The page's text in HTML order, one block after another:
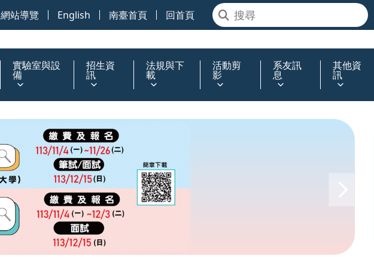
網站導覽 English 南臺首頁 回首頁
實驗室與設
備
招生資
訊
法規與下
載
活動剪
影
系友訊
息
其他資
訊